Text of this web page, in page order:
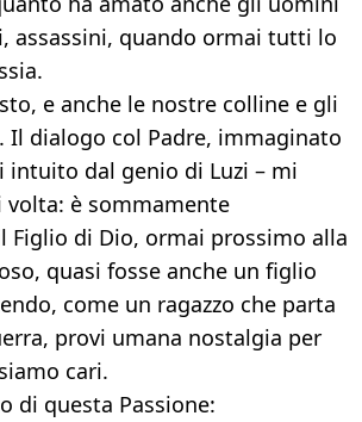
assassini, quando ormai tutti lo
e anche le nostre colline e gli
Il dialogo col Padre, immaginato
intuito dal genio di Luzi – mi
volta: è sommamente
Figlio di Dio, ormai prossimo alla
quasi fosse anche un figlio
come un ragazzo che parta
provi umana nostalgia per
cari.
di questa Passione: